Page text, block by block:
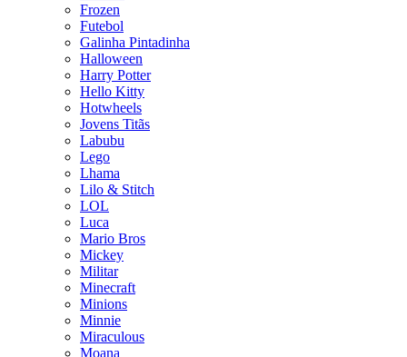
Frozen
Futebol
Galinha Pintadinha
Halloween
Harry Potter
Hello Kitty
Hotwheels
Jovens Titãs
Labubu
Lego
Lhama
Lilo & Stitch
LOL
Luca
Mario Bros
Mickey
Militar
Minecraft
Minions
Minnie
Miraculous
Moana